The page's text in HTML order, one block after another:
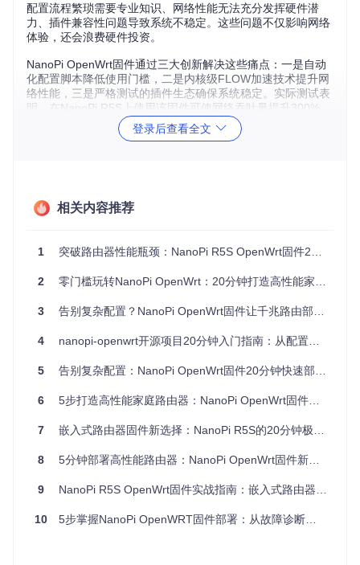
配置流程繁琐需要专业知识、网络性能无法充分发挥硬件潜
力、插件兼容性问题导致系统不稳定。这些问题不仅影响网络
体验，还会浪费硬件投资。
NanoPi OpenWrt固件通过三大创新解决这些痛点：一是自动
化配置脚本降低使用门槛，二是内核级FLOW加速技术提升网
络性能，三是严格测试的插件生态确保系统稳定。实际测试表
明，在NanoPi R5S上使用该固件可使网络吞吐量提升300%，
同时CPU占用率降低40%。
主要体现在以下几个方面：
固件采用Linux Flow Offload驱动，支持Fast Path和HW NAT
网络数据包处理从CPU卸载到专用硬件，显著提升转发性能。
图：Turbo ACC网络加速设置界面，显示FLOW加速、BBR加
灵活的双版本策略
项目提供两种固件版本满足不同需求：
完整版：预装常用插件，开箱即用
统资源
全更新。已安装用户可通过脚本一键升级，无需重新刷写固
登录后查看全文
相关内容推荐
1 突破路由器性能瓶颈：NanoPi R5S OpenWrt固件20分钟极速部署指南
2 零门槛玩转NanoPi OpenWrt：20分钟打造高性能家用路由器
3 告别复杂配置？NanoPi OpenWrt固件让千兆路由部署提速60%
4 nanopi-openwrt开源项目20分钟入门指南：从配置烦恼到高性能路由的蜕变
5 告别复杂配置：NanoPi OpenWrt固件20分钟快速部署指南
6 5步打造高性能家庭路由器：NanoPi OpenWrt固件从入门到精通指南
7 嵌入式路由器固件新选择：NanoPi R5S的20分钟极速部署指南
8 5分钟部署高性能路由器：NanoPi OpenWrt固件新手入门指南
9 NanoPi R5S OpenWrt固件实战指南：嵌入式路由器配置高效部署与性能优化
10 5步掌握NanoPi OpenWRT固件部署：从故障诊断到性能优化全指南